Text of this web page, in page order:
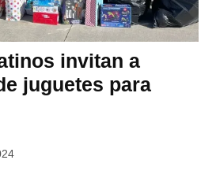
invitan a
juguetes para